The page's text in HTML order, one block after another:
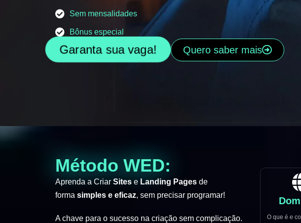
Sem mensalidades
Bônus especial
Garanta sua vaga! Quero saber mais
Método WED:
Aprenda a Criar Sites e Landing Pages de
forma simples e eficaz, sem precisar programar!
A chave para o sucesso na criação sem complicação.
O que é e